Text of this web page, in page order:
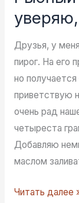
Друзья, у
пирог. На его
но
приветствую
очень рад
четыреста
Добавляю
маслом
Рыбный
Читать далее